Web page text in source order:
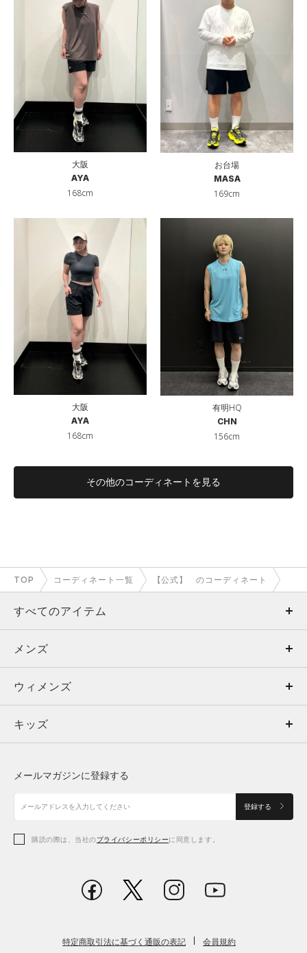
大阪
AYA
168cm
お台場
MASA
169cm
大阪
AYA
168cm
有明HQ
CHN
156cm
その他のコーディネートを見る
TOP コーディネート一覧 【公式】 のコーディネート
すべてのアイテム
メンズ
ウィメンズ
キッズ
アクセサリー
メンズ
トップス
ボトムス
アクセサリー
ウィメンズ
トップス
シューズ
アクセサリー
キッズ
シューズ
メールマガジンに登録する
登録する
購読の際は、当社のプライバシーポリシーに同意します。
特定商取引法に基づく通販の表記 会員規約